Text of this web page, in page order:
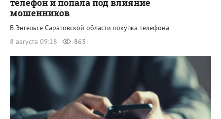
телефон и попала под влияние
мошенников
В Энгельсе Саратовской области покупка телефона
8 августа 09:18
863